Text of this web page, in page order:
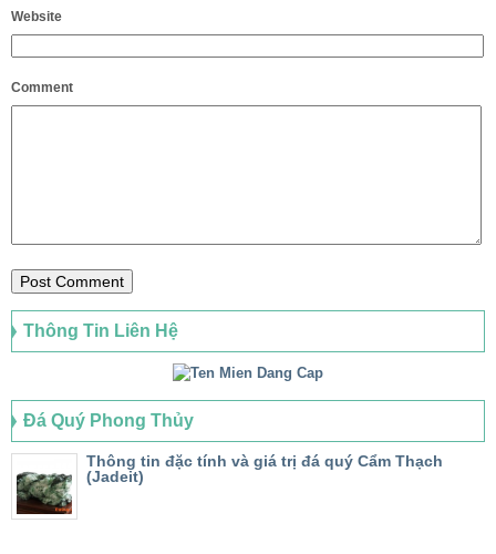
Website
Comment
Thông Tin Liên Hệ
Đá Quý Phong Thủy
Thông tin đặc tính và giá trị đá quý Cẩm Thạch
(Jadeit)